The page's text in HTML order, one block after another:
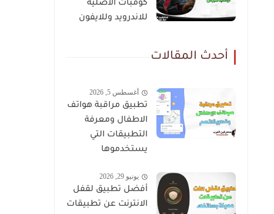
كومبات الأصلية
للاندرويد وللايفون
أحدث المقالات
أغسطس 5, 2026
تطبيق مراقبة هواتف
الاطفال ومعرفة
التطبيقات التي
يستخدموها
يونيو 29, 2026
أفضل تطبيق لقفل
الانترنت عن تطبيقات